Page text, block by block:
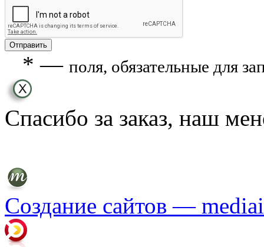
* — поля, обязательные для
Спасибо за заказ, наш
Создание сайтов —